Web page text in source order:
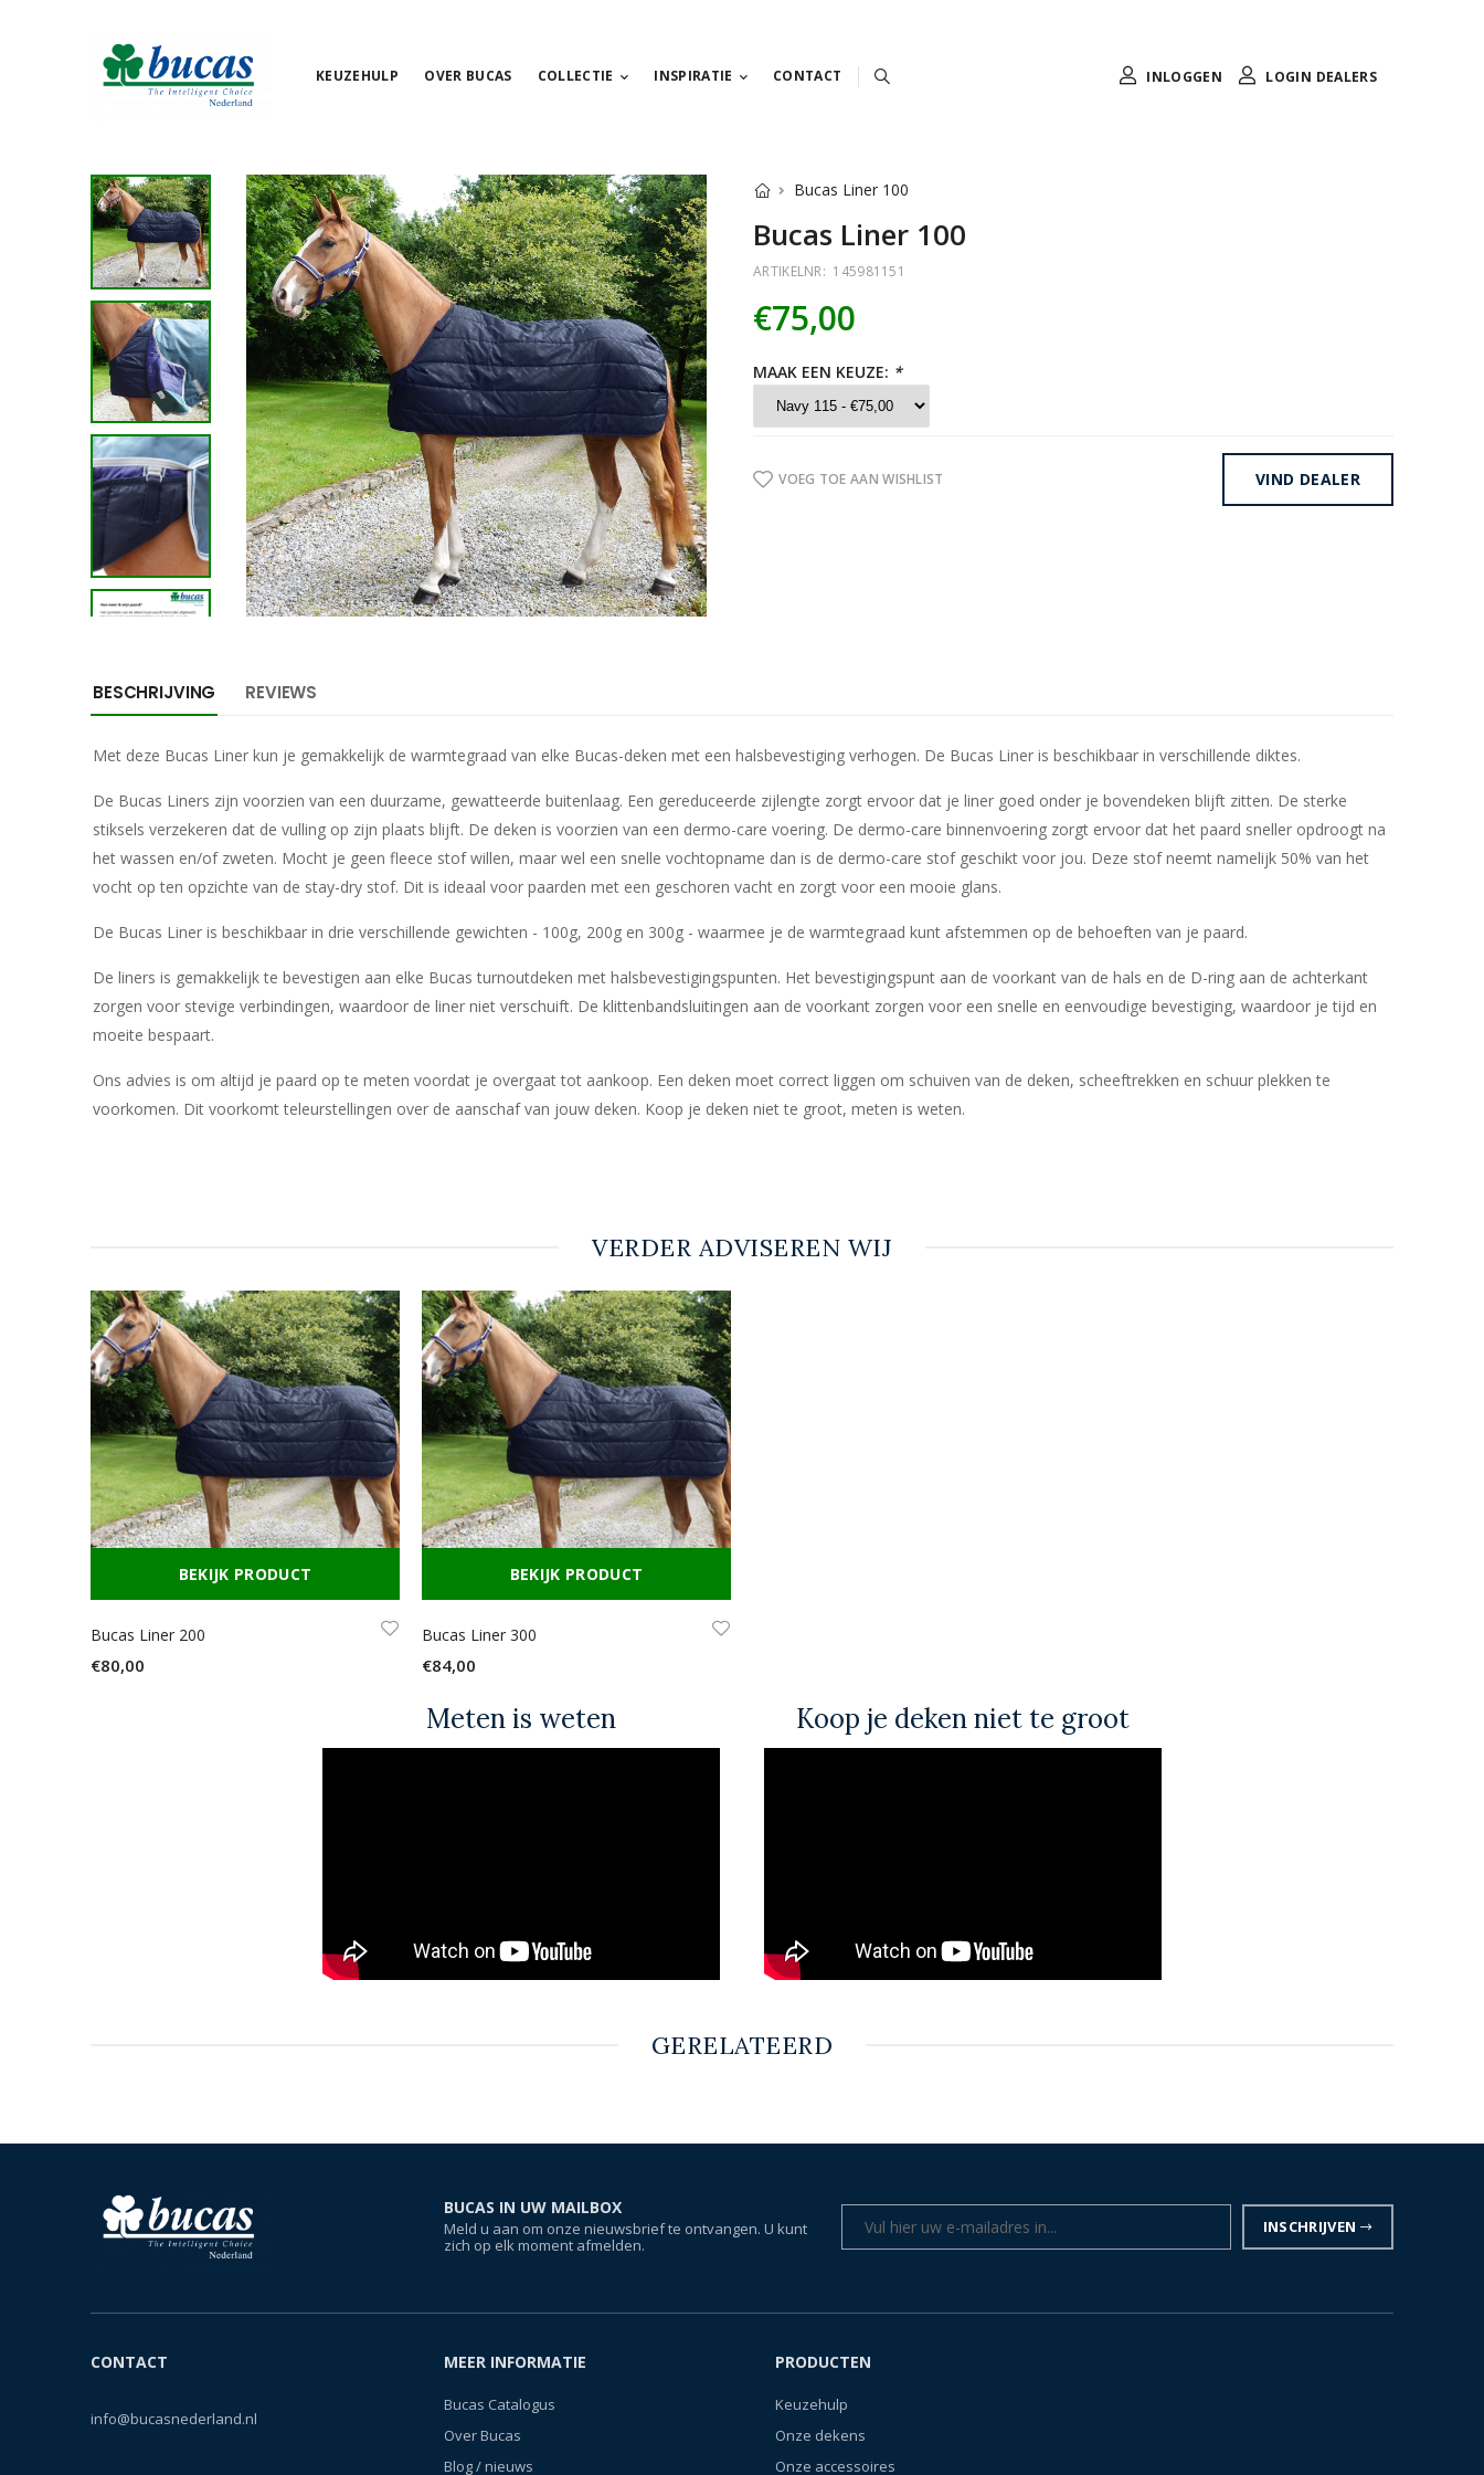
KEUZEHULP OVER BUCAS COLLECTIE INSPIRATIE CONTACT INLOGGEN LOGIN DEALERS
Bucas Liner 100
Bucas Liner 100
ARTIKELNR: 145981151
€75,00
MAAK EEN KEUZE: *
VOEG TOE AAN WISHLIST VIND DEALER
BESCHRIJVING REVIEWS
Met deze Bucas Liner kun je gemakkelijk de warmtegraad van elke Bucas-deken met een halsbevestiging verhogen. De Bucas Liner is beschikbaar in verschillende diktes.
De Bucas Liners zijn voorzien van een duurzame, gewatteerde buitenlaag. Een gereduceerde zijlengte zorgt ervoor dat je liner goed onder je bovendeken blijft zitten. De sterke
stiksels verzekeren dat de vulling op zijn plaats blijft. De deken is voorzien van een dermo-care voering. De dermo-care binnenvoering zorgt ervoor dat het paard sneller opdroogt na
het wassen en/of zweten. Mocht je geen fleece stof willen, maar wel een snelle vochtopname dan is de dermo-care stof geschikt voor jou. Deze stof neemt namelijk 50% van het
vocht op ten opzichte van de stay-dry stof. Dit is ideaal voor paarden met een geschoren vacht en zorgt voor een mooie glans.
De Bucas Liner is beschikbaar in drie verschillende gewichten - 100g, 200g en 300g - waarmee je de warmtegraad kunt afstemmen op de behoeften van je paard.
De liners is gemakkelijk te bevestigen aan elke Bucas turnoutdeken met halsbevestigingspunten. Het bevestigingspunt aan de voorkant van de hals en de D-ring aan de achterkant
zorgen voor stevige verbindingen, waardoor de liner niet verschuift. De klittenbandsluitingen aan de voorkant zorgen voor een snelle en eenvoudige bevestiging, waardoor je tijd en
moeite bespaart.
Ons advies is om altijd je paard op te meten voordat je overgaat tot aankoop. Een deken moet correct liggen om schuiven van de deken, scheeftrekken en schuur plekken te
voorkomen. Dit voorkomt teleurstellingen over de aanschaf van jouw deken. Koop je deken niet te groot, meten is weten.
VERDER ADVISEREN WIJ
BEKIJK PRODUCT
Bucas Liner 200
€80,00
BEKIJK PRODUCT
Bucas Liner 300
€84,00
Meten is weten Koop je deken niet te groot
GERELATEERD
BUCAS IN UW MAILBOX
Meld u aan om onze nieuwsbrief te ontvangen. U kunt
zich op elk moment afmelden.
INSCHRIJVEN
CONTACT
info@bucasnederland.nl
MEER INFORMATIE
Bucas Catalogus
Over Bucas
Blog / nieuws
PRODUCTEN
Keuzehulp
Onze dekens
Onze accessoires